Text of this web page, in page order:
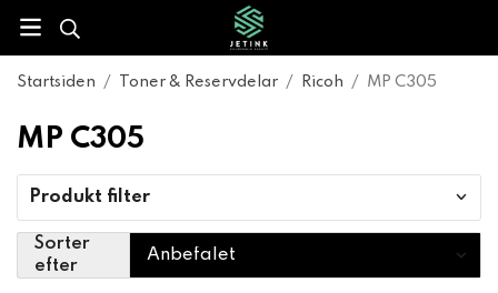
Startsiden / Toner & Reservdelar / Ricoh / MP C305
MP C305
Produkt filter
Sorter
efter